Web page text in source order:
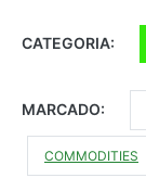
CATEGORIA:
MARCADO:
COMMODITIES